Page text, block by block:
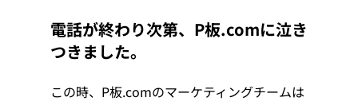
電話が終わり次第、P板.comに泣き
つきました。
この時、P板.comのマーケティングチームは